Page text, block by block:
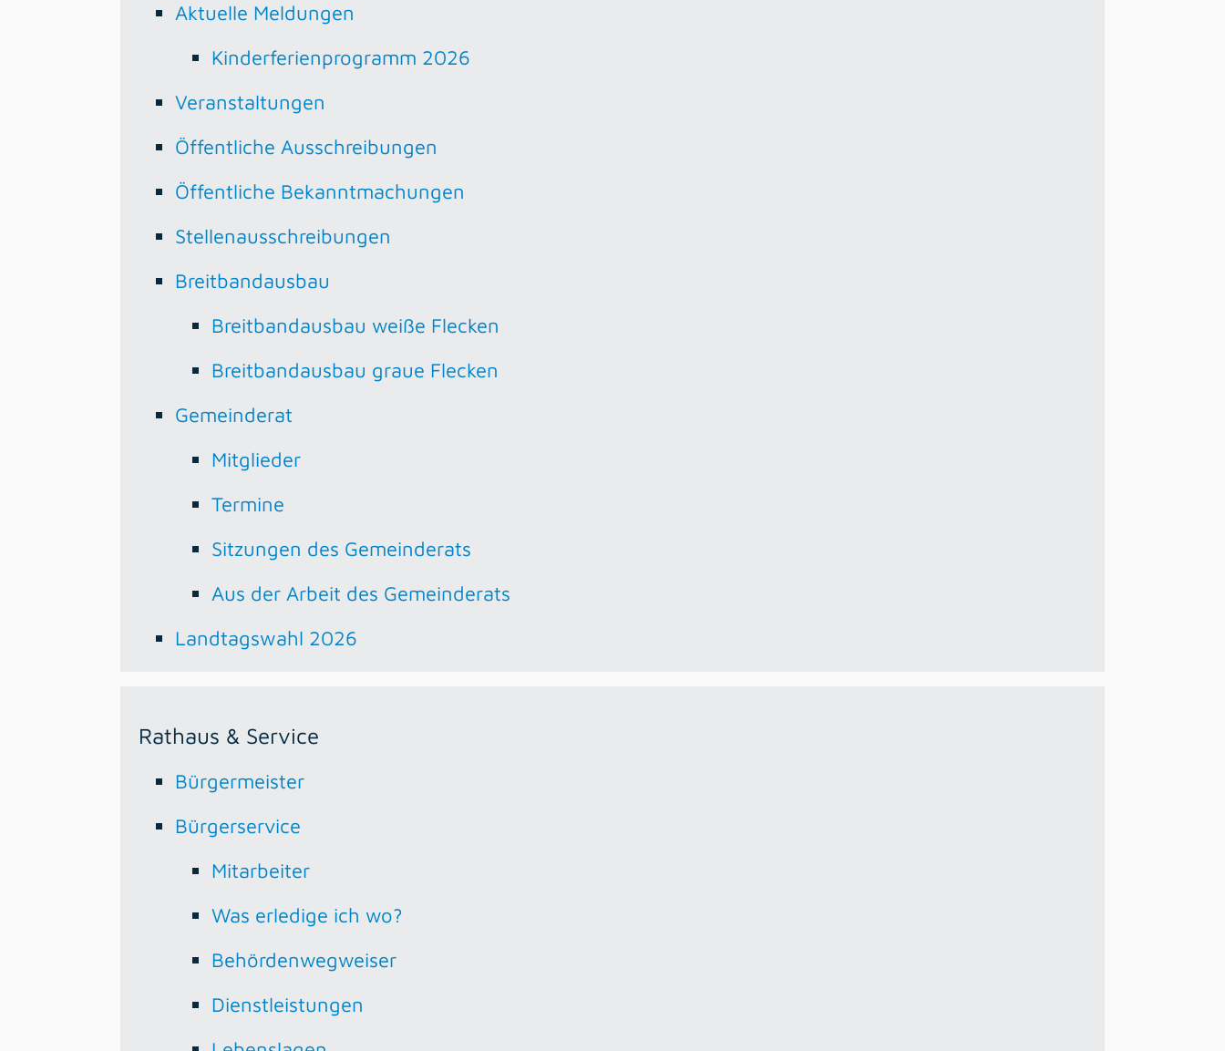
Aktuelle Meldungen
Kinderferienprogramm 2026
Veranstaltungen
Öffentliche Ausschreibungen
Öffentliche Bekanntmachungen
Stellenausschreibungen
Breitbandausbau
Breitbandausbau weiße Flecken
Breitbandausbau graue Flecken
Gemeinderat
Mitglieder
Termine
Sitzungen des Gemeinderats
Aus der Arbeit des Gemeinderats
Landtagswahl 2026
Rathaus & Service
Bürgermeister
Bürgerservice
Mitarbeiter
Was erledige ich wo?
Behördenwegweiser
Dienstleistungen